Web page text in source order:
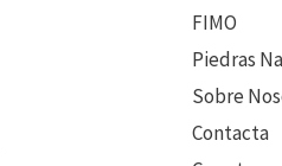
FIMO
Piedras
Sobre
Contacta